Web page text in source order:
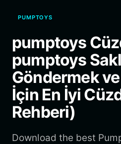
繁體中文
Bahasa Indonesia
ภาษาไทย
Español
Português (Brasil)
Español (Argentina)
PUMPTOYS
pumptoys
pumptoys
Göndermek
İçin En İyi
Rehberi)
Download the best